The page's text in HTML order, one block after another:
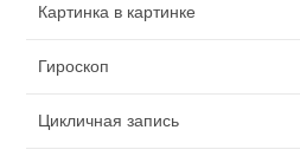
Картинка в картинке
Гироскоп
Цикличная запись